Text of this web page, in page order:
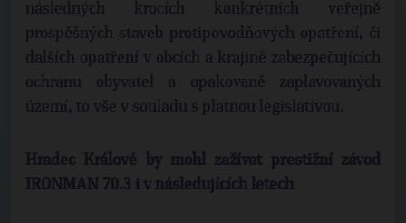
následných krocích konkrétních veřejně
prospěšných staveb protipovodňových opatření, či
dalších opatření v obcích a krajině zabezpečujících
ochranu obyvatel a opakovaně zaplavovaných
území, to vše v souladu s platnou legislativou.
Hradec Králové by mohl zažívat prestižní závod
IRONMAN 70.3 i v následujících letech